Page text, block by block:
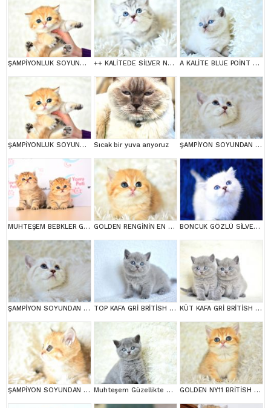
ŞAMPİYONLUK SOYUNDAN NY11 GOLDEN BRİTİSH SHORTHAİR ++ KALİTEDE SİLVER NS24 BRİTİSH SHORTHAİR A KALİTE BLUE POİNT BRİTİSH SHORTHAİR
ŞAMPİYONLUK SOYUNDAN NY11 GOLDEN BRİTİSH SHORTHAİR Sıcak bir yuva arıyoruz ŞAMPİYON SOYUNDAN LYNX BRİTİSH SHORTHAİR
MUHTEŞEM BEBKLER GOLDEN BRİTİSH SHORTHAİR GOLDEN RENGİNİN EN GÜZEL TONU NY11 BRİTİSH SHORTHAİR BONCUK GÖZLÜ SİLVER BRİTİSH SHORTHAİR NS1133
ŞAMPİYON SOYUNDAN LYNX BRİTİSH SHORTHAİR TOP KAFA GRİ BRİTİSH SHORTHAİR YAVRUMUZ KÜT KAFA GRİ BRİTİSH SHORTHAİR YAVRULARIMIZ
ŞAMPİYON SOYUNDAN GOLDEN NY11 BRİTİSH SHORTHAİR YAVRUMUZ erkek Muhteşem Güzellikte Gri British GOLDEN NY11 BRİTİSH SHORTHAİR YAVRUMUZ